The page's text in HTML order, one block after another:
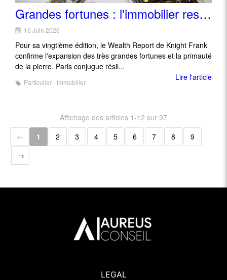
Grandes fortunes : l'immobilier reste l'actif refuge, Paris tient son rang
16 Juin 2026
Pour sa vingtième édition, le Wealth Report de Knight Frank
confirme l'expansion des très grandes fortunes et la primauté
de la pierre. Paris conjugue résil...
Lire l'article
Particulier - Immobilier
Affichage des articles 1-12 sur 97
1
2 3 4 5 6 7 8 9
LEGAL